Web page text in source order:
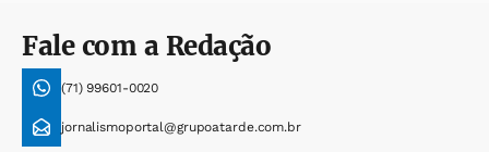
Fale com a Redação
(71) 99601-0020
jornalismoportal@grupoatarde.com.br